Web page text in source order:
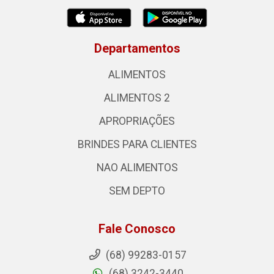
Departamentos
ALIMENTOS
ALIMENTOS 2
APROPRIAÇÕES
BRINDES PARA CLIENTES
NAO ALIMENTOS
SEM DEPTO
Fale Conosco
(68) 99283-0157